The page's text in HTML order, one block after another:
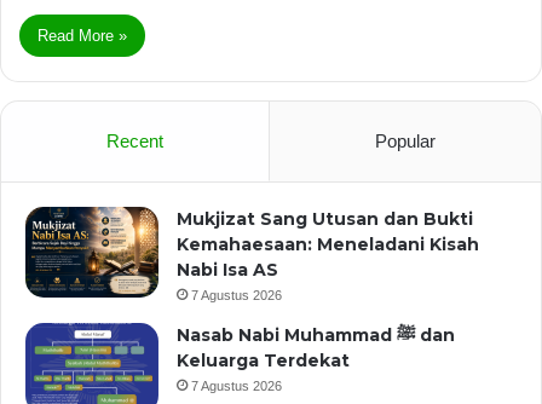
Read More »
Recent Popular
Mukjizat Sang Utusan dan Bukti
Kemahaesaan: Meneladani Kisah
Nabi Isa AS
7 Agustus 2026
Nasab Nabi Muhammad ﷺ dan
Keluarga Terdekat
7 Agustus 2026